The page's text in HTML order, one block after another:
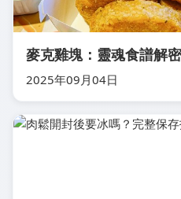
麥克雞塊：靈魂食譜解
2025年09月04日